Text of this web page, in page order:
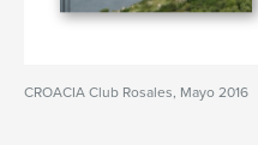
CROACIA Club Rosales, Mayo 2016